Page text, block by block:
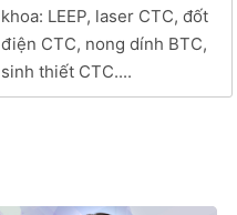
khoa: LEEP, laser CTC, đốt
điện CTC, nong dính BTC,
sinh thiết CTC....